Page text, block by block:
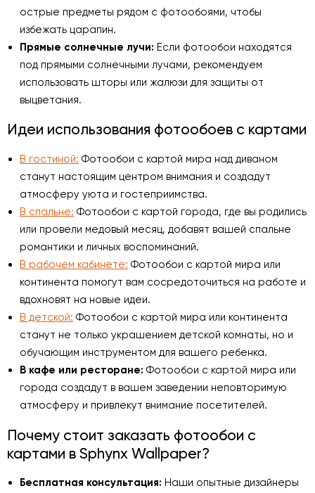
острые предметы рядом с фотообоями, чтобы
избежать царапин.
Прямые солнечные лучи: Если фотообои находятся
под прямыми солнечными лучами, рекомендуем
использовать шторы или жалюзи для защиты от
выцветания.
Идеи использования фотообоев с картами
В гостиной: Фотообои с картой мира над диваном
станут настоящим центром внимания и создадут
атмосферу уюта и гостеприимства.
В спальне: Фотообои с картой города, где вы родились
или провели медовый месяц, добавят вашей спальне
романтики и личных воспоминаний.
В рабочем кабинете: Фотообои с картой мира или
континента помогут вам сосредоточиться на работе и
вдохновят на новые идеи.
В детской: Фотообои с картой мира или континента
станут не только украшением детской комнаты, но и
обучающим инструментом для вашего ребенка.
В кафе или ресторане: Фотообои с картой мира или
города создадут в вашем заведении неповторимую
атмосферу и привлекут внимание посетителей.
Почему стоит заказать фотообои с
картами в Sphynx Wallpaper?
Бесплатная консультация: Наши опытные дизайнеры